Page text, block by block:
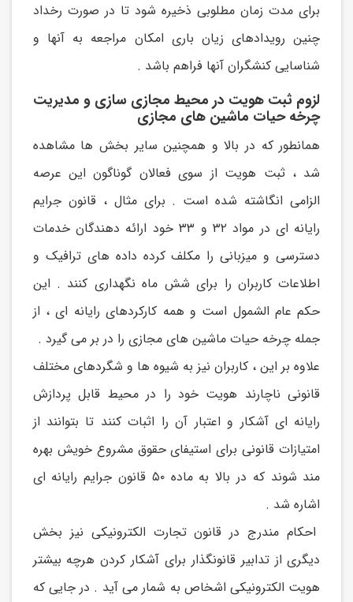
برای مدت زمان مطلوبی ذخیره شود تا در صورت رخداد
چنین رویدادهای زیان باری امکان مراجعه به آنها و
شناسایی کنشگران آنها فراهم باشد .
لزوم ثبت هویت در محیط مجازی سازی و مدیریت
چرخه حیات ماشین های مجازی
همانطور که در بالا و همچنین سایر بخش ها مشاهده
شد ، ثبت هویت از سوی فعالان گوناگون این عرصه
الزامی انگاشته شده است . برای مثال ، قانون جرایم
رایانه ای در مواد ۳۲ و ۳۳ خود ارائه دهندگان خدمات
دسترسی و میزبانی را مکلف کرده داده های ترافیک و
اطلاعات کاربران را برای شش ماه نگهداری کنند . این
حکم عام الشمول است و همه کارکردهای رایانه ای ، از
جمله چرخه حیات ماشین های مجازی را در بر می گیرد .
علاوه بر این ، کاربران نیز به شیوه ها و شگردهای مختلف
قانونی ناچارند هویت خود را در محیط قابل پردازش
رایانه ای آشکار و اعتبار آن را اثبات کنند تا بتوانند از
امتیازات قانونی برای استیفای حقوق مشروع خویش بهره
مند شوند که در بالا به ماده ۵۰ قانون جرایم رایانه ای
اشاره شد .
احکام مندرج در قانون تجارت الکترونیکی نیز بخش
دیگری از تدابیر قانونگذار برای آشکار کردن هرچه بیشتر
هویت الکترونیکی اشخاص به شمار می آید . در جایی که